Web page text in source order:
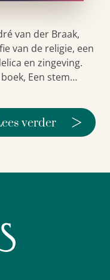
van der Braak,
van de religie, een
en zingeving.
Een stem…
verder >